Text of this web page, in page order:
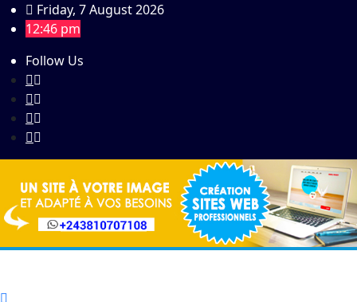
Skip
to
Friday, 7 August 2026
12:46 pm
Follow Us